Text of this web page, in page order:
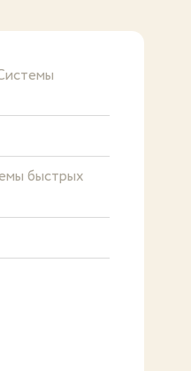
быстрых